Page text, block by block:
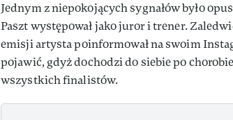
Jednym z niepokojących sygnałów było
Paszt występował jako juror i trener.
emisji artysta poinformował na swoim
pojawić, gdyż dochodzi do siebie po
wszystkich finalistów.